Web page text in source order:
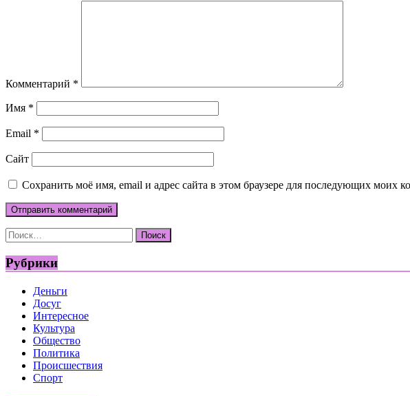
Комментарий *
Имя *
Email *
Сайт
Сохранить моё имя, email и адрес сайта в этом браузере для последующих моих
Найти:
Рубрики
Деньги
Досуг
Интересное
Культура
Общество
Политика
Происшествия
Спорт